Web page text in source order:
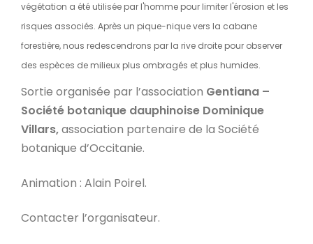
végétation a été utilisée par l'homme pour limiter l'érosion et les
risques associés. Après un pique-nique vers la cabane
forestière, nous redescendrons par la rive droite pour observer
des espèces de milieux plus ombragés et plus humides.
Sortie organisée par l’association Gentiana –
Société botanique dauphinoise Dominique
Villars,association partenaire de la Société
botanique d’Occitanie.
Animation : Alain Poirel.
Contacter l’organisateur.